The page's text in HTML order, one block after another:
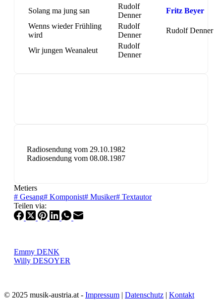
Solang ma jung san
Rudolf
Denner
Fritz Beyer
Wenns wieder Frühling
wird
Rudolf
Denner
Rudolf Denner
Wir jungen Weanaleut
Rudolf
Denner
Radiosendung vom 29.10.1982
Radiosendung vom 08.08.1987
Metiers
# Gesang# Komponist# Musiker# Textautor
Teilen via:
Emmy DENK
Willy DESOYER
© 2025 musik-austria.at - Impressum | Datenschutz | Kontakt